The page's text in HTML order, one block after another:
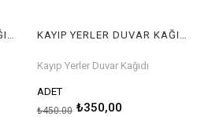
Kayıp Yerler Duvar Kağıdı
ADET
₺350,00
₺450,00